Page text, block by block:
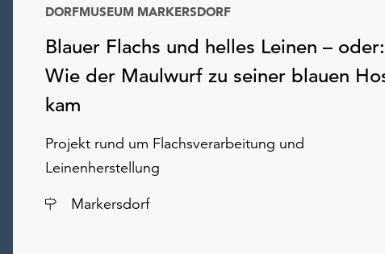
Blauer Flachs und helles Leinen – oder:
Wie der Maulwurf zu seiner blauen
kam
DORFMUSEUM MARKERSDORF
Projekt rund um Flachsverarbeitung und
Leinenherstellung
Ort
Markersdorf